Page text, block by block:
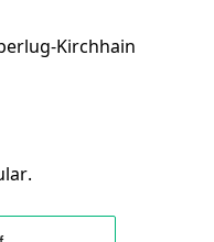
Kirchhain
.